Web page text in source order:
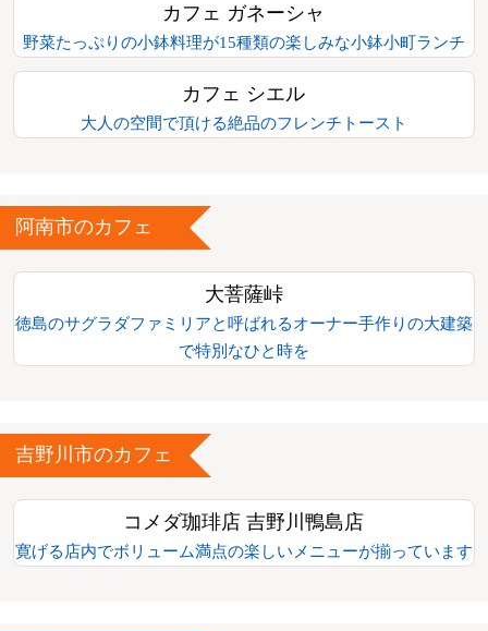
カフェ ガネーシャ
野菜たっぷりの小鉢料理が15種類の楽しみな小鉢小町ランチ
カフェ シエル
大人の空間で頂ける絶品のフレンチトースト
阿南市のカフェ
大菩薩峠
徳島のサグラダファミリアと呼ばれるオーナー手作りの大建築
で特別なひと時を
吉野川市のカフェ
コメダ珈琲店 吉野川鴨島店
寛げる店内でボリューム満点の楽しいメニューが揃っています